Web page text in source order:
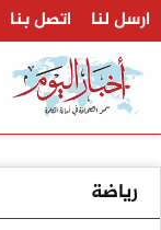
ارسل لنا اتصل بنا
رياضة